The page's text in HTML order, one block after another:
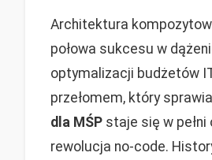
Architektura
połowa sukcesu w
optymalizacji budżetów
przełomem, który
dla MŚP staje się w pełni
rewolucja no-code.